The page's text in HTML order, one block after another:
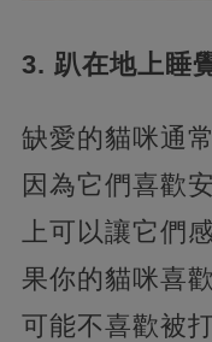
3. 趴在地上睡
缺愛的貓咪通
因為它們喜歡
上可以讓它們
果你的貓咪喜
可能不喜歡被